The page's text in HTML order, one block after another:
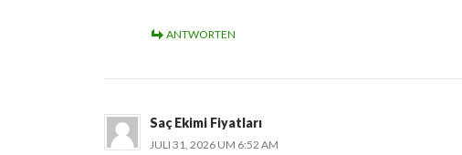
ANTWORTEN
Saç Ekimi Fiyatları
JULI 31, 2026 UM 6:52 AM